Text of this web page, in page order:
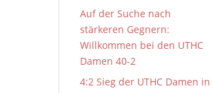
Auf der Suche nach
stärkeren Gegnern:
Willkommen bei den UTHC
Damen 40-2
4:2 Sieg der UTHC Damen in